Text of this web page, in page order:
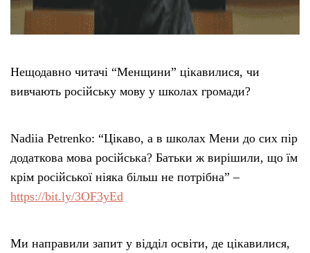
Редакційна політика
Нещодавно читачі “Менщини” цікавилися, чи
вивчають російську мову у школах громади?
Nadiia Petrenko: “Цікаво, а в школах Мени до сих пір
додаткова мова російська? Батьки ж вирішили, що їм
крім російської ніяка більш не потрібна” –
https://bit.ly/3OF3yEd
Ми направили запит у відділ освіти, де цікавилися,